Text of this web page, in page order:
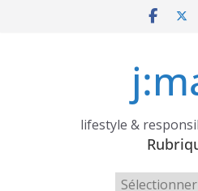
lifestyle &
Rubriques